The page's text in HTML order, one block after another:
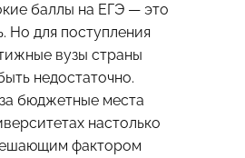
баллы на ЕГЭ — это
Но для поступления
вузы страны
недостаточно.
бюджетные места
настолько
фактором